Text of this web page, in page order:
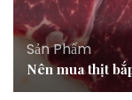
Sản Phẩm
Nên mua thịt